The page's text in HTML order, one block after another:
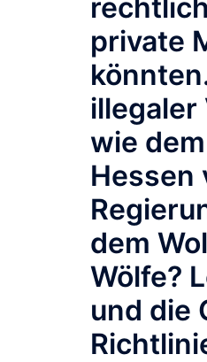
private
illegaler
wie
Hessen
dem
Wölfe?
und die